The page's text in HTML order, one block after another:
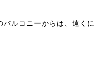
ルコニーからは、遠くに